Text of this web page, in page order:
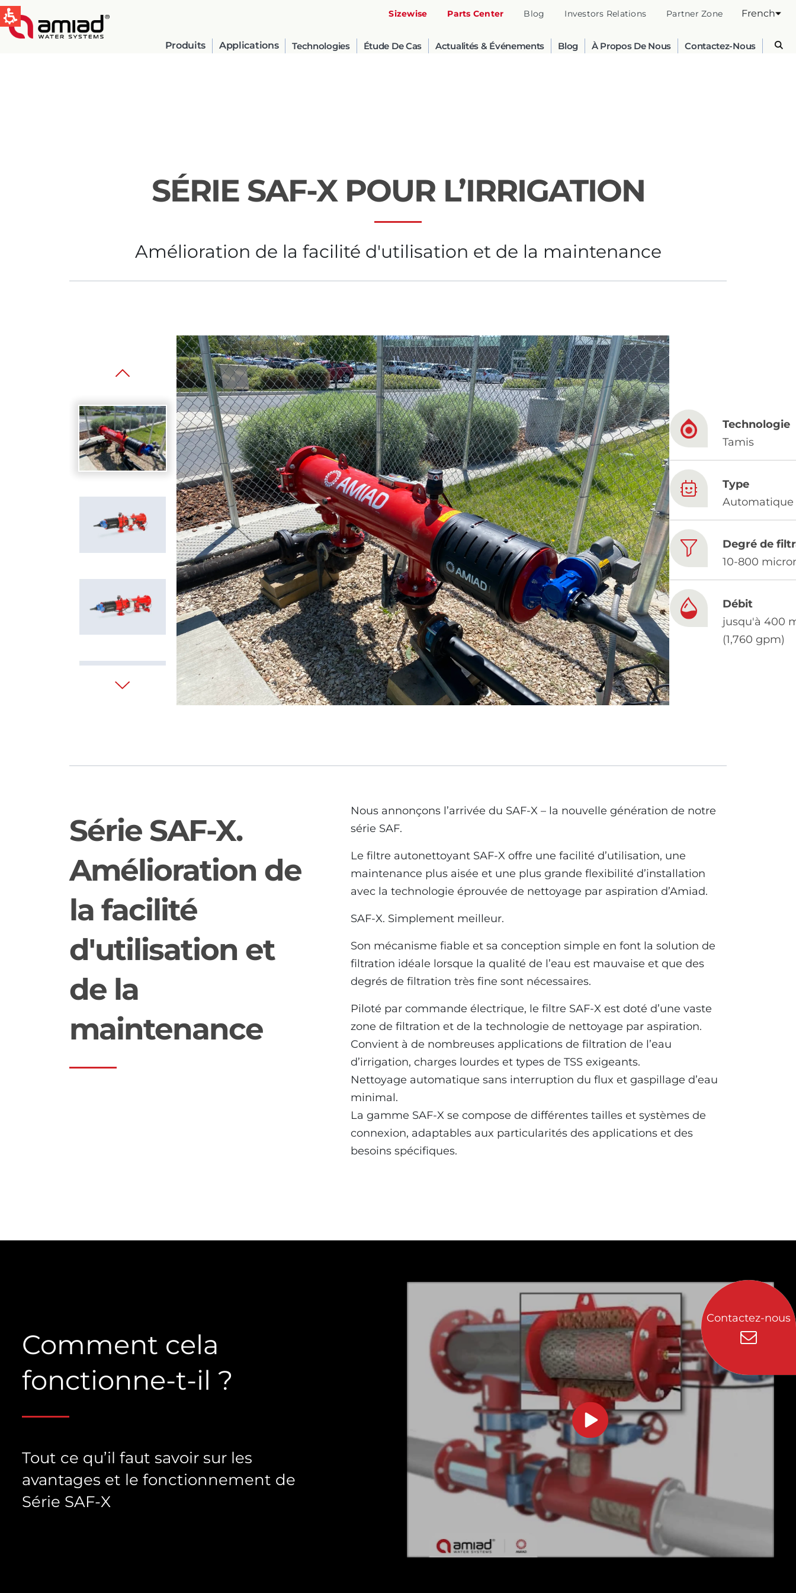
Sizewise Parts Center Blog Investors Relations Partner Zone French
Produits Applications Technologies Étude De Cas Actualités & Événements Blog À Propos De Nous Contactez-Nous
QUICK LINKS
Global United States
English
Australia
Spain & LATAM Russia France
Hebrew Chinese
Based on your current location, we recommend this Amiad website for you
North America- English
SÉRIE SAF-X POUR L’IRRIGATION
Amélioration de la facilité d'utilisation et de la maintenance
SAF-X-3000
Technologie
Tamis
Type
Automatique
Degré de
10-800
Débit
jusqu'à 400
(1,760 gpm)
Série SAF-X.
Amélioration de
la facilité
d'utilisation et
de la
maintenance
Nous annonçons l’arrivée du SAF-X – la nouvelle génération de notre
série SAF.
Le filtre autonettoyant SAF-X offre une facilité d’utilisation, une
maintenance plus aisée et une plus grande flexibilité d’installation
avec la technologie éprouvée de nettoyage par aspiration d’Amiad.
SAF-X. Simplement meilleur.
Son mécanisme fiable et sa conception simple en font la solution de
filtration idéale lorsque la qualité de l’eau est mauvaise et que des
degrés de filtration très fine sont nécessaires.
Piloté par commande électrique, le filtre SAF-X est doté d’une vaste
zone de filtration et de la technologie de nettoyage par aspiration.
Convient à de nombreuses applications de filtration de l’eau
d’irrigation, charges lourdes et types de TSS exigeants.
Nettoyage automatique sans interruption du flux et gaspillage d’eau
minimal.
La gamme SAF-X se compose de différentes tailles et systèmes de
connexion, adaptables aux particularités des applications et des
besoins spécifiques.
Comment cela
fonctionne-t-il ?
Tout ce qu’il faut savoir sur les
avantages et le fonctionnement de
Série SAF-X
Contactez-nous